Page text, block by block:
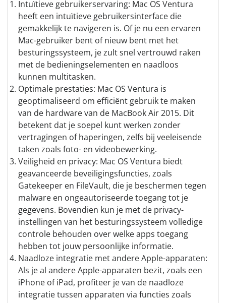
Intuïtieve gebruikerservaring: Mac OS Ventura
heeft een intuïtieve gebruikersinterface die
gemakkelijk te navigeren is. Of je nu een ervaren
Mac-gebruiker bent of nieuw bent met het
besturingssysteem, je zult snel vertrouwd raken
met de bedieningselementen en naadloos
kunnen multitasken.
Optimale prestaties: Mac OS Ventura is
geoptimaliseerd om efficiënt gebruik te maken
van de hardware van de MacBook Air 2015. Dit
betekent dat je soepel kunt werken zonder
vertragingen of haperingen, zelfs bij veeleisende
taken zoals foto- en videobewerking.
Veiligheid en privacy: Mac OS Ventura biedt
geavanceerde beveiligingsfuncties, zoals
Gatekeeper en FileVault, die je beschermen tegen
malware en ongeautoriseerde toegang tot je
gegevens. Bovendien kun je met de privacy-
instellingen van het besturingssysteem volledige
controle behouden over welke apps toegang
hebben tot jouw persoonlijke informatie.
Naadloze integratie met andere Apple-apparaten:
Als je al andere Apple-apparaten bezit, zoals een
iPhone of iPad, profiteer je van de naadloze
integratie tussen apparaten via functies zoals